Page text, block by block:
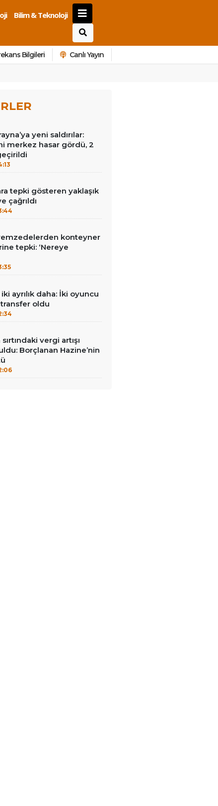
Bilim & Teknoloji
Bilgileri Canlı Yayın
yeni saldırılar:
merkez hasar gördü, 2
tepki gösteren yaklaşık
çağrıldı
konteyner
tepki: ‘Nereye
ayrılık daha: İki oyuncu
transfer oldu
vergi artışı
Borçlanan Hazine’nin